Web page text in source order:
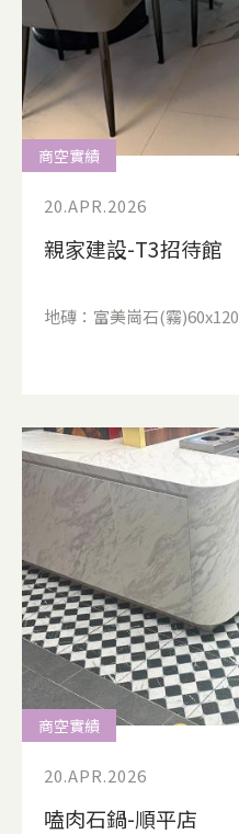
商空實績
20.APR.2026
親家建設-T3招待館
地磚：富美崗石(霧)60x120
商空實績
20.APR.2026
嗑肉石鍋-順平店